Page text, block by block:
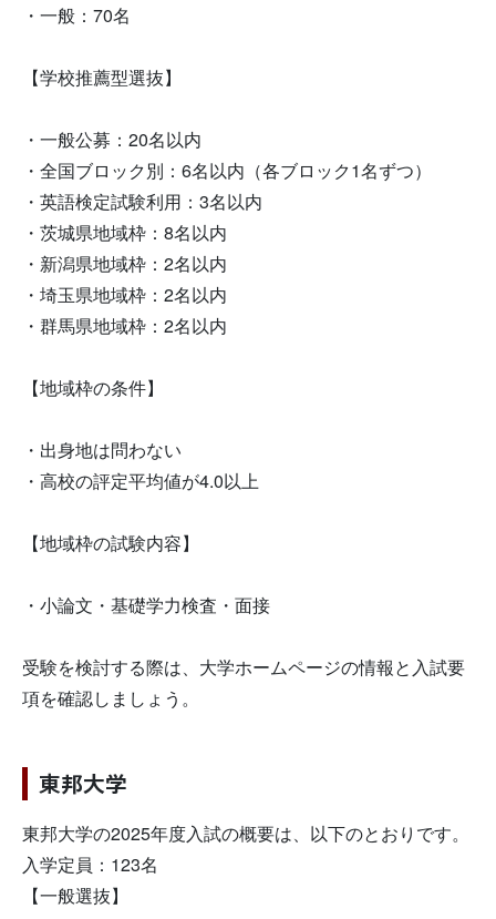
・一般：70名
【学校推薦型選抜】
・一般公募：20名以内
・全国ブロック別：6名以内（各ブロック1名ずつ）
・英語検定試験利用：3名以内
・茨城県地域枠：8名以内
・新潟県地域枠：2名以内
・埼玉県地域枠：2名以内
・群馬県地域枠：2名以内
【地域枠の条件】
・出身地は問わない
・高校の評定平均値が4.0以上
【地域枠の試験内容】
・小論文・基礎学力検査・面接
受験を検討する際は、大学ホームページの情報と入試要
項を確認しましょう。
東邦大学
東邦大学の2025年度入試の概要は、以下のとおりです。
入学定員：123名
【一般選抜】